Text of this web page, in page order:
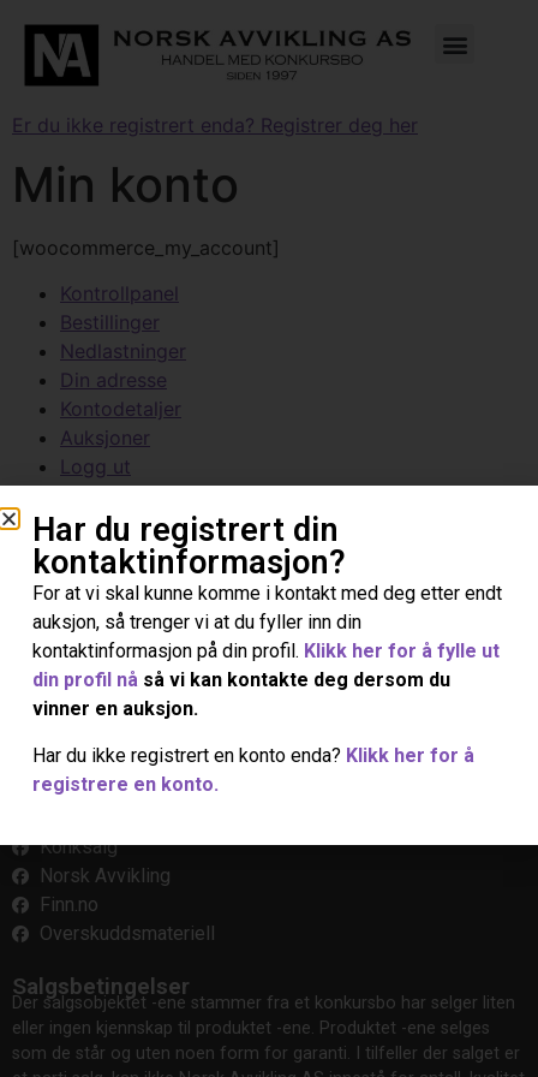
Er du ikke registrert enda? Registrer deg her
Min konto
[woocommerce_my_account]
Kontrollpanel
Bestillinger
Nedlastninger
Din adresse
Kontodetaljer
Auksjoner
Logg ut
Fra din kontos kontrollpanel kan du se dine
redigere dineleverings- og fakturaadresser
passord og kontodetaljer.
Ta kontakt
Tlf.: 480 75 000
Norvald Strands veg 45, 2212 Kongsvinger
Konksalg
Norsk Avvikling
Finn.no
Overskuddsmateriell
Salgsbetingelser
Der salgsobjektet -ene stammer fra et konkursbo har selger liten
eller ingen kjennskap til produktet -ene. Produktet -ene selges
som de står og uten noen form for garanti. I tilfeller der salget er
Har du registrert din
kontaktinformasjon?
For at vi skal kunne komme i kontakt med deg etter endt
auksjon, så trenger vi at du fyller inn din
kontaktinformasjon på din profil. Klikk her for å fylle ut
din profil nåså vi kan kontakte deg dersom du
vinner en auksjon.
Har du ikke registrert en konto enda? Klikk her for å
registrere en konto.